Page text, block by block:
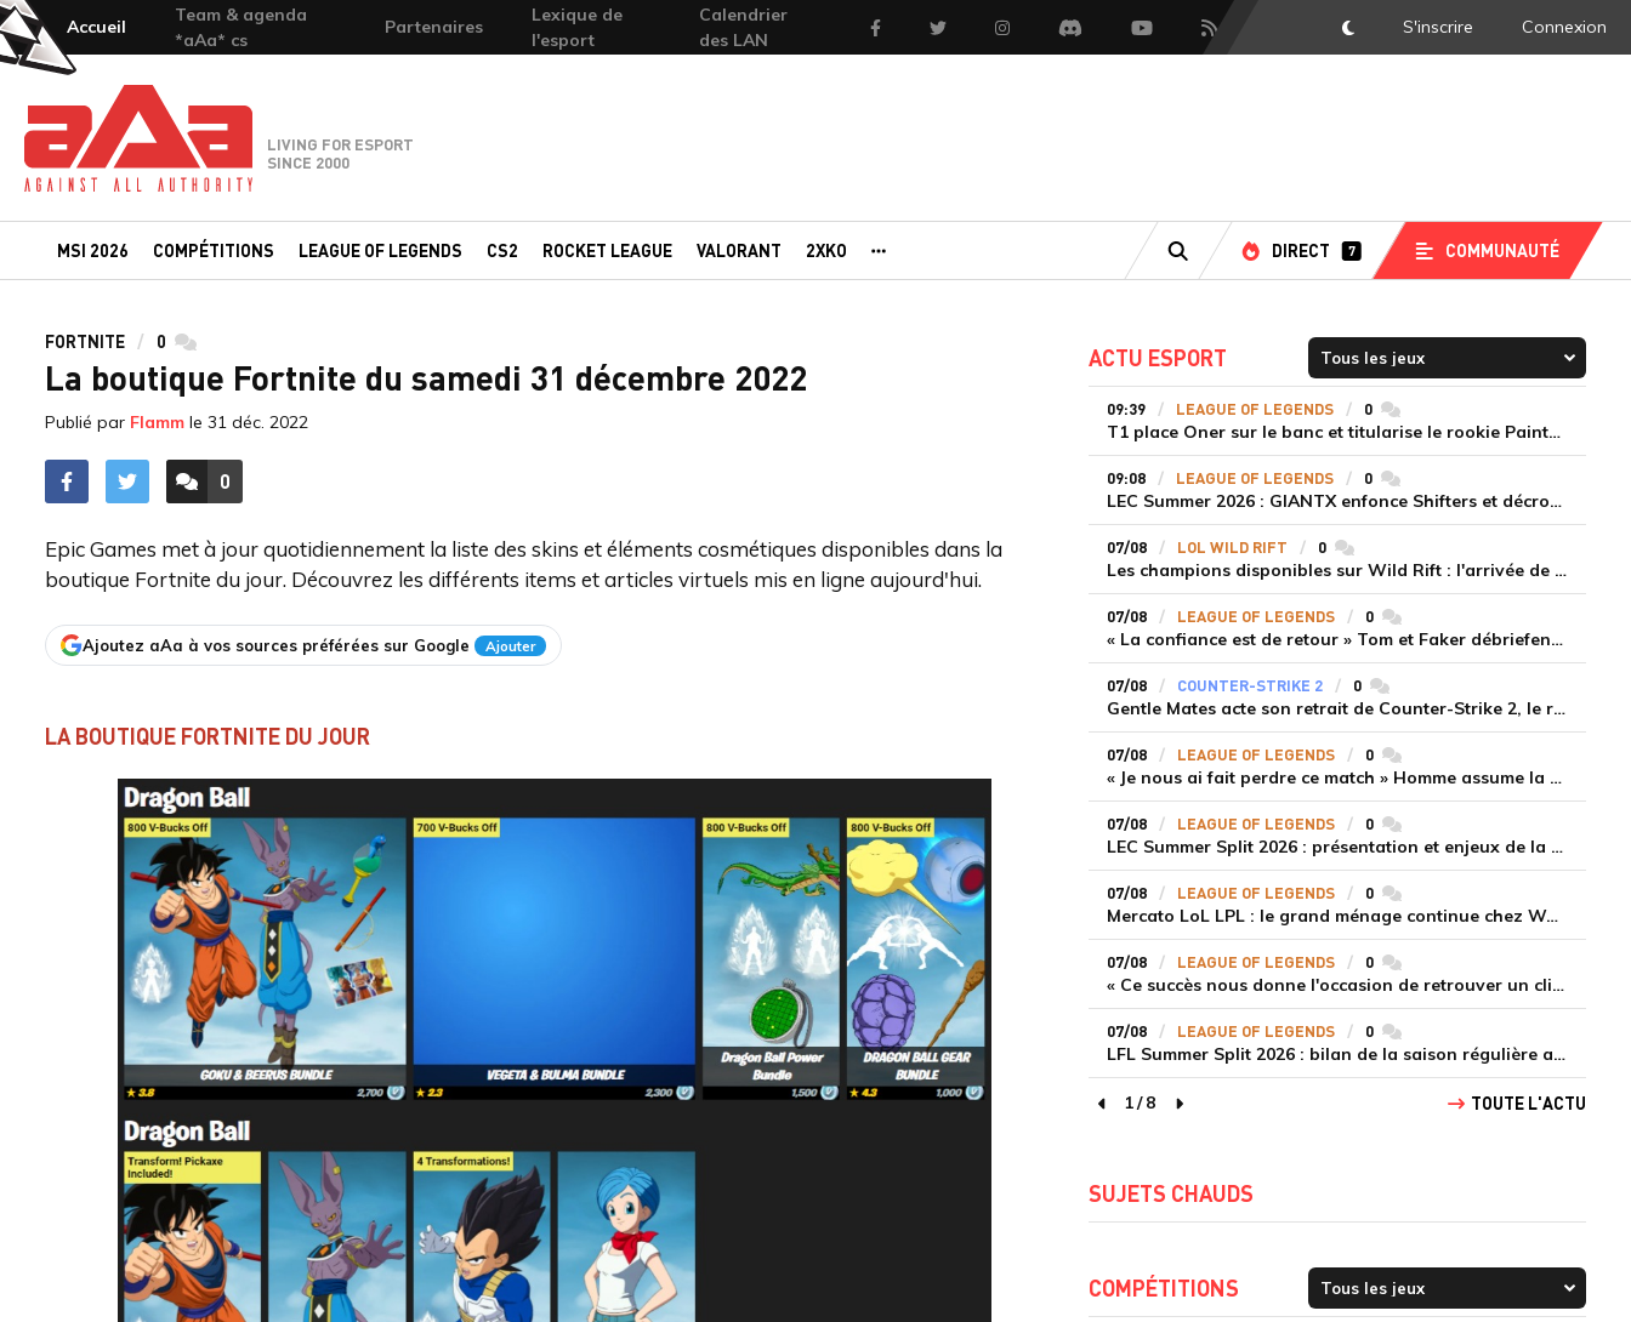
Accueil
Team & agenda
*aAa* cs
Partenaires
Lexique de
l'esport
Calendrier
des LAN
FacebookTwitter InstagramDiscord YoutubeFlux RSS DarkMode
S'inscrire Connexion
Team-aAa - against All authority
LIVING FOR ESPORT
SINCE 2000
MSI 2026 COMPÉTITIONS LEAGUE OF LEGENDS CS2 ROCKET LEAGUE VALORANT 2XKO
RECHERCHE
DIRECT 7 COMMUNAUTÉ
FORTNITE 0 commentaires
La boutique Fortnite du samedi 31 décembre 2022
Publié par Flamm le 31 déc. 2022
ACCÉDER AUX
0
COMMENTAIRES
Epic Games met à jour quotidiennement la liste des skins et éléments cosmétiques disponibles dans la
boutique Fortnite du jour. Découvrez les différents items et articles virtuels mis en ligne aujourd'hui.
Ajoutez aAa à vos sources préférées sur Google Ajouter
LA BOUTIQUE FORTNITE DU JOUR
ACTU ESPORT
09:39 LEAGUE OF LEGENDS 0commentaires
T1 place Oner sur le banc et titularise le rookie Painter face à Hanwha Life Esports
09:08 LEAGUE OF LEGENDS 0commentaires
LEC Summer 2026 : GIANTX enfonce Shifters et décroche sa première victoire
07/08 LOL WILD RIFT 0commentaires
Les champions disponibles sur Wild Rift : l'arrivée de Cho'Gath
07/08 LEAGUE OF LEGENDS 0commentaires
« La confiance est de retour » Tom et Faker débriefent la victoire convaincante de T1 face à Dplus KIA
07/08 COUNTER-STRIKE 2 0commentaires
Gentle Mates acte son retrait de Counter-Strike 2, le roster ibérique libéré
07/08 LEAGUE OF LEGENDS 0commentaires
« Je nous ai fait perdre ce match » Homme assume la responsabilité de la défaite de HLE face à Gen.G
07/08 LEAGUE OF LEGENDS 0commentaires
LEC Summer Split 2026 : présentation et enjeux de la troisième semaine de compétition
07/08 LEAGUE OF LEGENDS 0commentaires
Mercato LoL LPL : le grand ménage continue chez Weibo Gaming, Jiejie quitte le navire au profit de Xiaohao
07/08 LEAGUE OF LEGENDS 0commentaires
« Ce succès nous donne l'occasion de retrouver un climat beaucoup plus positif » Ryu et Canyon soulagés après la victoire de Gen.G sur HLE
07/08 LEAGUE OF LEGENDS 0commentaires
LFL Summer Split 2026 : bilan de la saison régulière avec Solary en tête
page précédente
1/8
page suivante
TOUTE L'ACTU
SUJETS CHAUDS
COMPÉTITIONS